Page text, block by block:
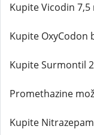
Kupite Vicodin
Kupite OxyCodon
Kupite Surmontil
Promethazine
Kupite